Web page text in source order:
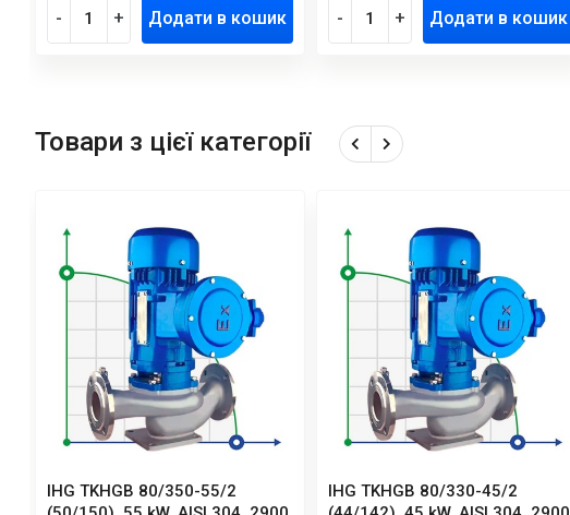
- + Додати в кошик - + Додати в кошик
Товари з цієї категорії
IHG TKHGB 80/350-55/2
IHG TKHGB 80/330-45/2